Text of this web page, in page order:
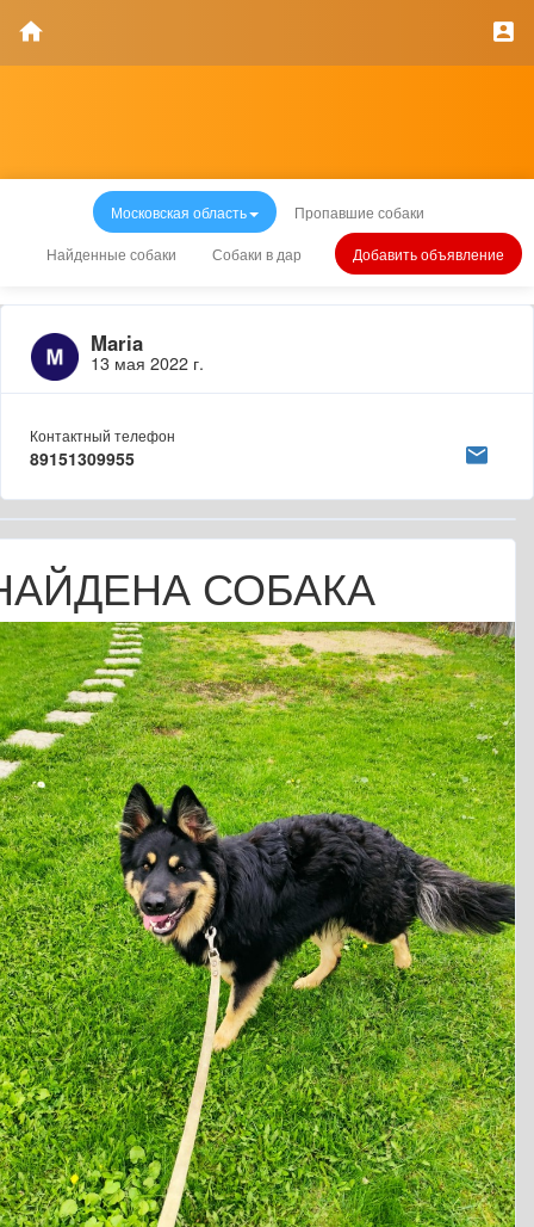
Московская область Пропавшие собаки
Найденные собаки Собаки в дар Добавить объявление
Maria
13 мая 2022 г.
Контактный телефон
89151309955
СОБАКА